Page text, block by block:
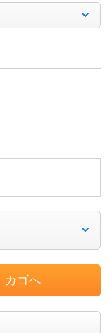
カゴへ